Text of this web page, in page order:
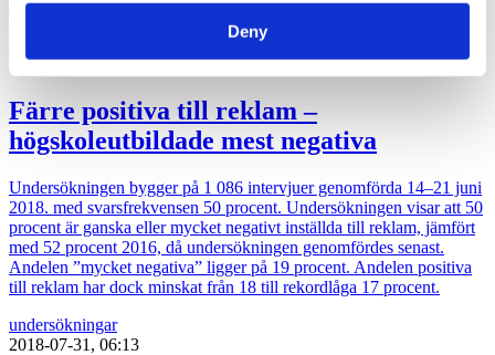
Deny
2 295 har besvarat 25 juli – 2 augusti.
2018-08-01, 06:47
Färre positiva till reklam –
högskoleutbildade mest negativa
Undersökningen bygger på 1 086 intervjuer genomförda 14–21 juni
2018. med svarsfrekvensen 50 procent. Undersökningen visar att 50
procent är ganska eller mycket negativt inställda till reklam, jämfört
med 52 procent 2016, då undersökningen genomfördes senast.
Andelen ”mycket negativa” ligger på 19 procent. Andelen positiva
till reklam har dock minskat från 18 till rekordlåga 17 procent.
undersökningar
2018-07-31, 06:13